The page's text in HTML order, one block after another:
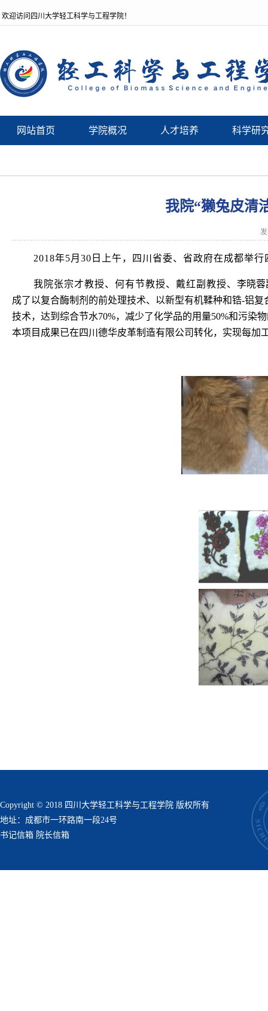
欢迎访问四川大学轻工科学与工程学院！
网站首页 学院概况 人才培养 科学研
我院“獭兔皮清
2018年5月 30 日上午，四川省委、省政府在成都举
我院张宗才教授、何有节教授、戴红副教授、 李晓蓉
成了以复合酶制剂的前处理技术、以新型有机鞣种和锆-铝复
技术，达到综合节水70%，减少了化学品的用量50%和污染
本项目成果已在四川德华皮革制造有限公司转化，实现每加
Copyright © 2018 四川大学轻工科学与工程学院 版权所有
地址：成都市一环路南一段24号
书记信箱 院长信箱